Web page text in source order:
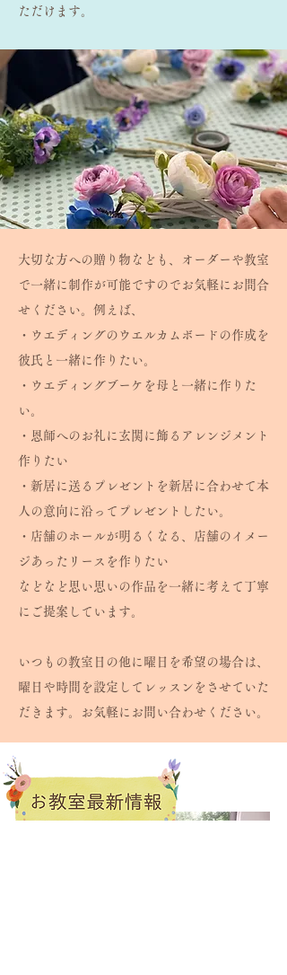
ただけます。
大切な方への贈り物なども、オーダーや教室
で一緒に制作が可能ですのでお気軽にお問合
せください。例えば、
・ウエディングのウエルカムボードの作成を
彼氏と一緒に作りたい。
・ウエディングブーケを母と一緒に作りた
い。
・恩師へのお礼に玄関に飾るアレンジメント
作りたい
・新居に送るプレゼントを新居に合わせて本
人の意向に沿ってプレゼントしたい。
・店舗のホールが明るくなる、店舗のイメー
ジあったリースを作りたい
などなど思い思いの作品を一緒に考えて丁寧
にご提案しています。
いつもの教室日の他に曜日を希望の場合は、
曜日や時間を設定してレッスンをさせていた
だきます。お気軽にお問い合わせください。